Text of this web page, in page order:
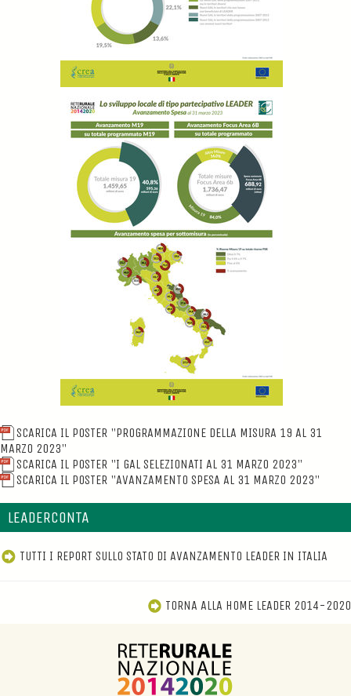
SCARICA IL POSTER "PROGRAMMAZIONE DELLA MISURA 19 AL 31
MARZO 2023"
SCARICA IL POSTER "I GAL SELEZIONATI AL 31 MARZO 2023"
SCARICA IL POSTER "AVANZAMENTO SPESA AL 31 MARZO 2023"
LEADERCONTA
TUTTI I REPORT SULLO STATO DI AVANZAMENTO LEADER IN ITALIA
TORNA ALLA HOME LEADER 2014-2020